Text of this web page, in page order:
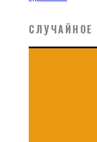
СЛУЧАЙНОЕ